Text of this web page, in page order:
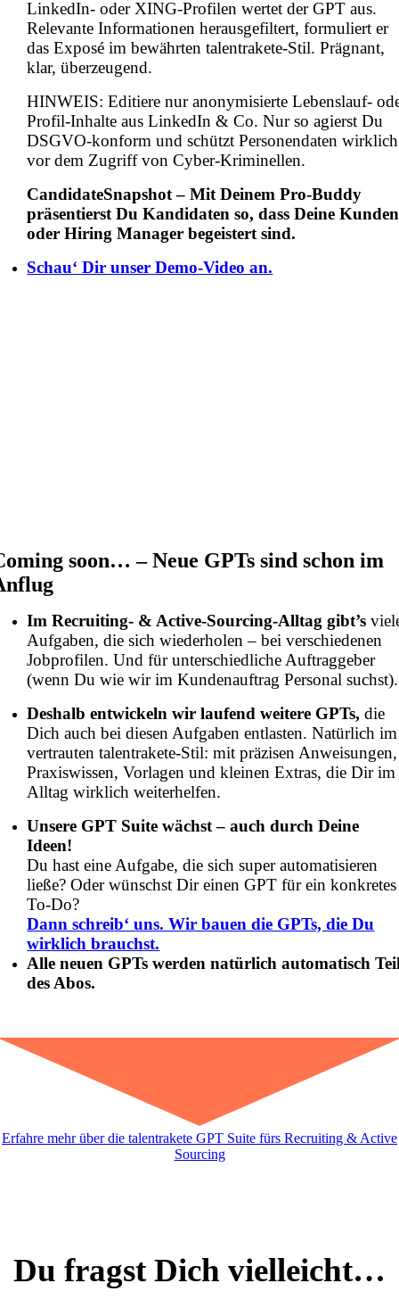
LinkedIn- oder XING-Profilen wertet der GPT aus.
Relevante Informationen herausgefiltert, formuliert er
das Exposé im bewährten talentrakete-Stil. Prägnant,
klar, überzeugend.
HINWEIS: Editiere nur anonymisierte Lebenslauf-
Profil-Inhalte aus LinkedIn & Co. Nur so agierst Du
DSGVO-konform und schützt Personendaten wirklich
vor dem Zugriff von Cyber-Kriminellen.
CandidateSnapshot – Mit Deinem Pro-Buddy
präsentierst Du Kandidaten so, dass Deine Kunden
oder Hiring Manager begeistert sind.
Schau‘ Dir unser Demo-Video an.
soon… – Neue GPTs sind schon im
Im Recruiting- & Active-Sourcing-Alltag gibt’s
Aufgaben, die sich wiederholen – bei verschiedenen
Jobprofilen. Und für unterschiedliche Auftraggeber
(wenn Du wie wir im Kundenauftrag Personal suchst).
Deshalb entwickeln wir laufend weitere GPTs, die
Dich auch bei diesen Aufgaben entlasten. Natürlich im
vertrauten talentrakete-Stil: mit präzisen Anweisungen,
Praxiswissen, Vorlagen und kleinen Extras, die Dir im
Alltag wirklich weiterhelfen.
Unsere GPT Suite wächst – auch durch Deine
Ideen!
Du hast eine Aufgabe, die sich super automatisieren
ließe?Oder wünschst Dir einen GPT für ein konkretes
To-Do?
Dann schreib‘ uns. Wir bauen die GPTs, die Du
wirklich brauchst.
Alle neuen GPTs werden natürlich automatisch
des Abos.
Erfahre mehr über die talentrakete GPT Suite fürs Recruiting & Active
Sourcing
Du fragst Dich vielleicht…